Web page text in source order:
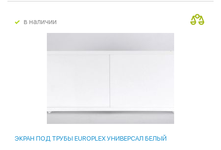
в наличии
ЭКРАН ПОД ТРУБЫ EUROPLEX УНИВЕРСАЛ БЕЛЫЙ